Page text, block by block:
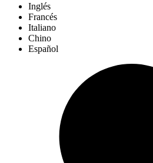
Inglés
Francés
Italiano
Chino
Español